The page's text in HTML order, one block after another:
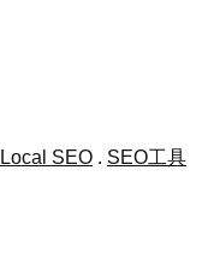
SEO . SEO工具